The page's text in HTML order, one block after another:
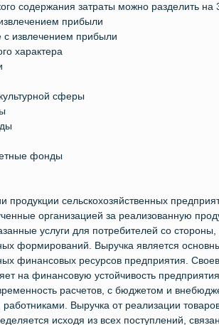
содержания затраты можно разделить на
прибыли
извлечением прибыли
характера
сферы
фонды
продукции сельскохозяйственных
организацией за реализованную
услуги для потребителей со стороны,
формирований. Выручка является
финансовых ресурсов предприятия.
на финансовую устойчивость
расчетов, с бюджетом и
Выручка от реализации
исходя из всех поступлений,